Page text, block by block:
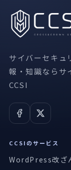
サイバーセキュ
報・知識ならサ
CCSI
CCSIのサービス
WordPress改ざ